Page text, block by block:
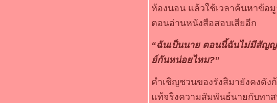
ห้องนอน แล้วใช้เวลาค้นหาข้อมู
ตอนอ่านหนังสือสอบเสียอีก
“ฉันเป็นนาย ตอนนี้ฉันไม่มีสัญญ
์กันหน่อยไหม?”
คำเชิญชวนของรังสิมายังคงดัง
ท้จริงความสัมพันธ์นายกับทา